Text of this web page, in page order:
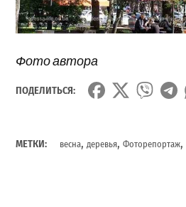
Фото автора
ПОДЕЛИТЬСЯ:
МЕТКИ: весна,деревья,Фоторепортаж,